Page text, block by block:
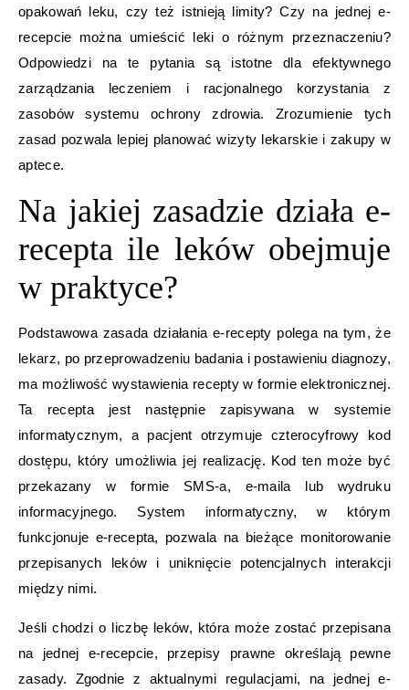
opakowań leku, czy też istnieją limity? Czy na jednej e-
recepcie można umieścić leki o różnym przeznaczeniu?
Odpowiedzi na te pytania są istotne dla efektywnego
zarządzania leczeniem i racjonalnego korzystania z
zasobów systemu ochrony zdrowia. Zrozumienie tych
zasad pozwala lepiej planować wizyty lekarskie i zakupy w
aptece.
Na jakiej zasadzie działa e-
recepta ile leków obejmuje
w praktyce?
Podstawowa zasada działania e-recepty polega na tym, że
lekarz, po przeprowadzeniu badania i postawieniu diagnozy,
ma możliwość wystawienia recepty w formie elektronicznej.
Ta recepta jest następnie zapisywana w systemie
informatycznym, a pacjent otrzymuje czterocyfrowy kod
dostępu, który umożliwia jej realizację. Kod ten może być
przekazany w formie SMS-a, e-maila lub wydruku
informacyjnego. System informatyczny, w którym
funkcjonuje e-recepta, pozwala na bieżące monitorowanie
przepisanych leków i uniknięcie potencjalnych interakcji
między nimi.
Jeśli chodzi o liczbę leków, która może zostać przepisana
na jednej e-recepcie, przepisy prawne określają pewne
zasady. Zgodnie z aktualnymi regulacjami, na jednej e-